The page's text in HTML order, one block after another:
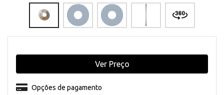
Opções de pagamento
Ver Preço